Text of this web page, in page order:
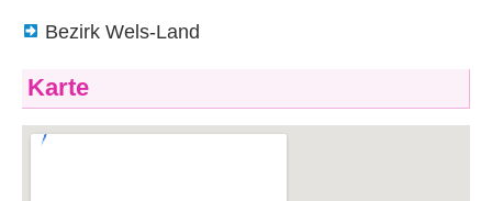
Bezirk Wels-Land
Karte